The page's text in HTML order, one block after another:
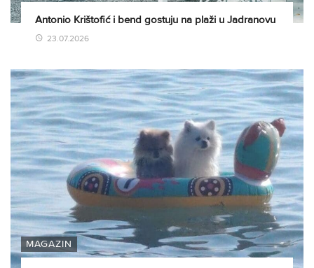
Antonio Krištofić i bend gostuju na plaži u Jadranovu
23.07.2026
MAGAZIN